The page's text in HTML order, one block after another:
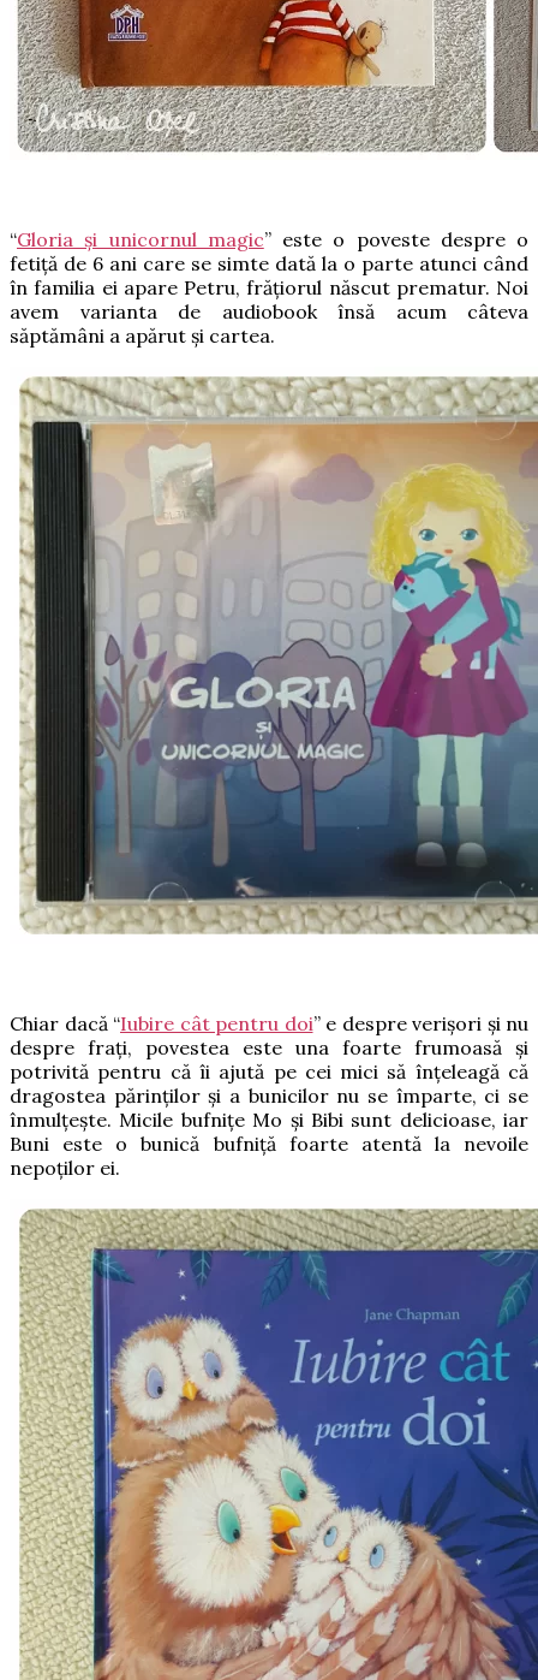
“Gloria și unicornul magic” este o poveste despre o
fetiță de 6 ani care se simte dată la o parte atunci când
în familia ei apare Petru, frățiorul născut prematur. Noi
avem varianta de audiobook însă acum câteva
săptămâni a apărut și cartea.
Chiar dacă “Iubire cât pentru doi” e despre verișori și nu
despre frați, povestea este una foarte frumoasă și
potrivită pentru că îi ajută pe cei mici să înțeleagă că
dragostea părinților și a bunicilor nu se împarte, ci se
înmulțește. Micile bufnițe Mo și Bibi sunt delicioase, iar
Buni este o bunică bufniță foarte atentă la nevoile
nepoților ei.